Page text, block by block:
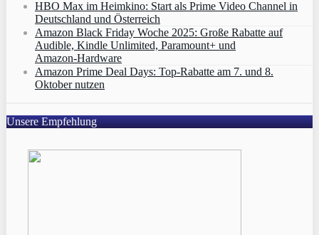
HBO Max im Heimkino: Start als Prime Video Channel in
Deutschland und Österreich
Amazon Black Friday Woche 2025: Große Rabatte auf
Audible, Kindle Unlimited, Paramount+ und
Amazon‑Hardware
Amazon Prime Deal Days: Top-Rabatte am 7. und 8.
Oktober nutzen
Unsere Empfehlung